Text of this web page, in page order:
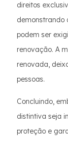
direitos
demonstrando
podem ser
renovação. A
renovada,
pessoas.
Concluindo,
distintiva seja
proteção e